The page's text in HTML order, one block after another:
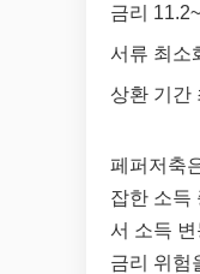
금리
서류 최소
상환 기간
페퍼저축
잡한 소득
서 소득
금리 위험